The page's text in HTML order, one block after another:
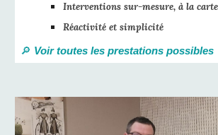
Interventions sur-mesure, à la carte
Réactivité et simplicité
🔎 Voir toutes les prestations possibles